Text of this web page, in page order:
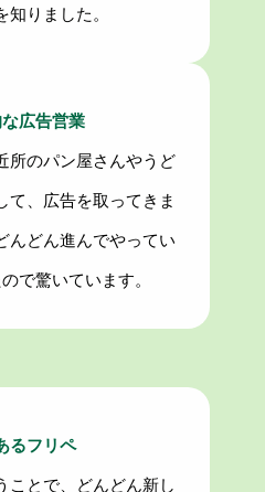
りました。
広告営業
所のパン屋さんやうど
て、広告を取ってきま
んどん進んでやってい
で驚いています。
るフリペ
ことで、どんどん新し